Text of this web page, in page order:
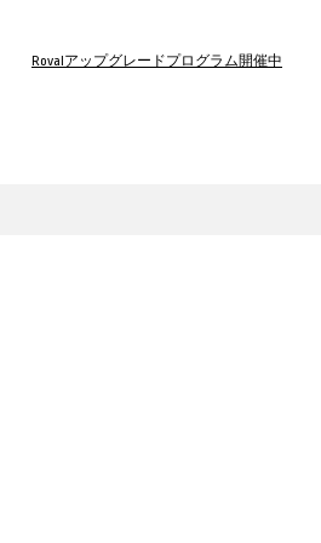
Rovalアップグレードプログラム開催中